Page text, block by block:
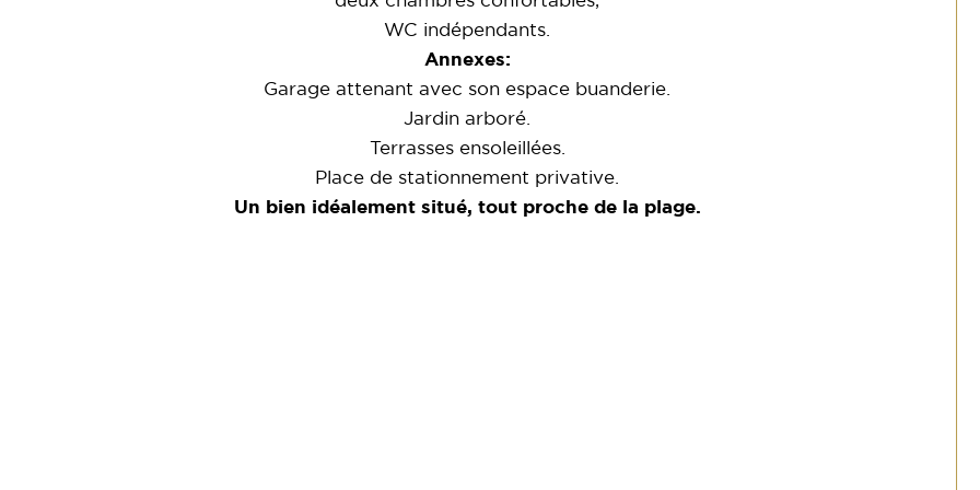
WC indépendants.
Annexes:
Garage attenant avec son espace buanderie.
Jardin arboré.
Terrasses ensoleillées.
Place de stationnement privative.
Un bien idéalement situé, tout proche de la plage.